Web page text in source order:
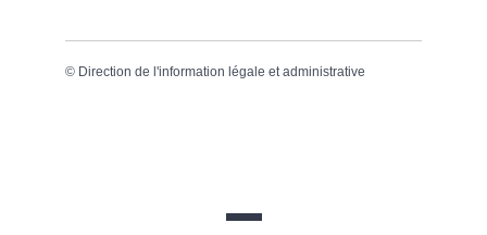
© Direction de l'information légale et administrative